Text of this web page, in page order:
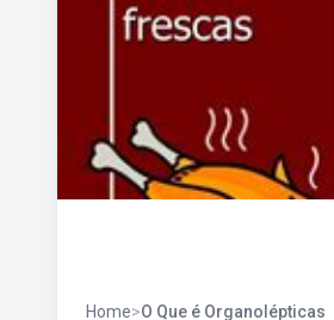
Home>O Que é Organolépticas